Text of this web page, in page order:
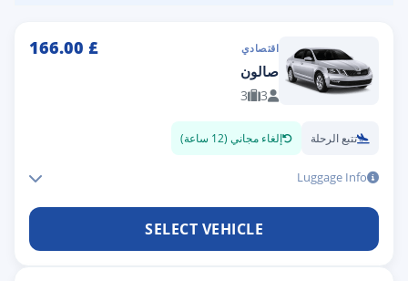
اقتصادي £
166.00
صالون
3
3
تتبع الرحلة إلغاء مجاني (12 ساعة)
Luggage Info
SELECT VEHICLE